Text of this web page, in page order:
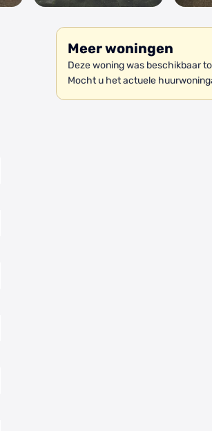
Meer woningen
Deze woning was beschikbaar
Mocht u het actuele